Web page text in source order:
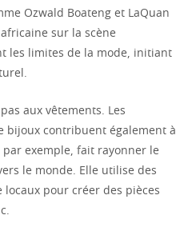
Ozwald Boateng et LaQuan
sur la scène
les limites de la mode, initiant
aux vêtements. Les
bijoux contribuent également à
exemple, fait rayonner le
le monde. Elle utilise des
pour créer des pièces